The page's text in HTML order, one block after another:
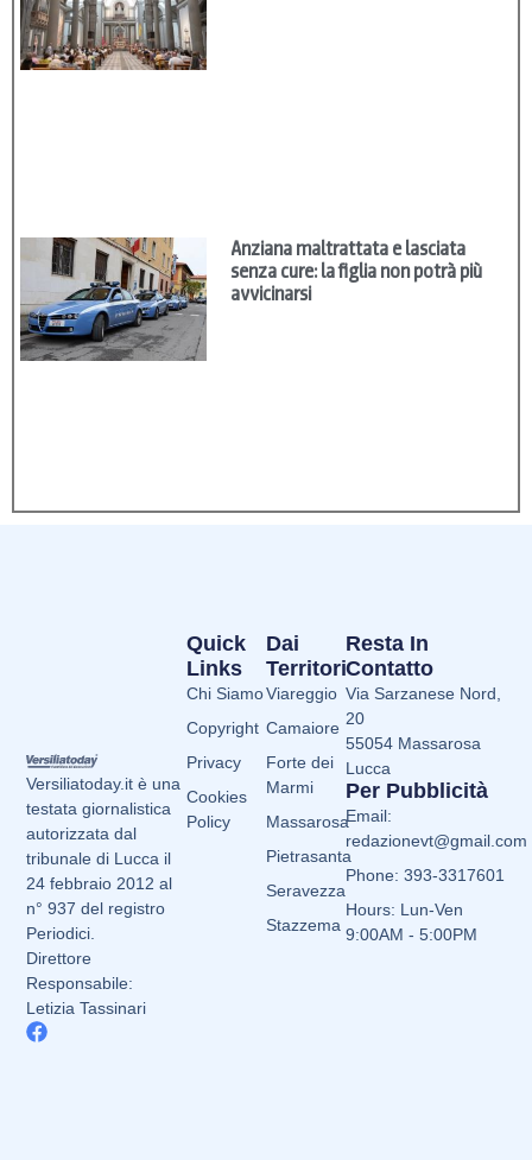
Anziana maltrattata e lasciata
senza cure: la figlia non potrà più
avvicinarsi
Versiliatoday.it è una
testata giornalistica
autorizzata dal
tribunale di Lucca il
24 febbraio 2012 al
n° 937 del registro
Periodici.
Direttore
Responsabile:
Letizia Tassinari
Dai
Territori
Viareggio
Camaiore
Forte dei
Marmi
Massarosa
Pietrasanta
Seravezza
Stazzema
Quick
Links
Chi Siamo
Copyright
Privacy
Cookies
Policy
Resta In
Contatto
Via Sarzanese Nord,
20
55054 Massarosa
Lucca
Per Pubblicità
Email:
redazionevt@gmail.com
Phone: 393-3317601
Hours: Lun-Ven
9:00AM - 5:00PM